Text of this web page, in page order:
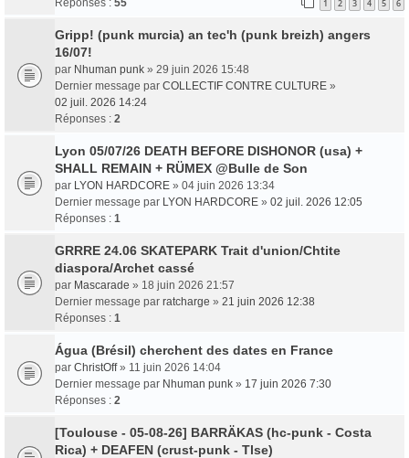
Réponses : 55 1 2 3 4 5 6
Gripp! (punk murcia) an tec'h (punk breizh) angers
16/07!
par Nhuman punk » 29 juin 2026 15:48
Dernier message par COLLECTIF CONTRE CULTURE »
02 juil. 2026 14:24
Réponses : 2
Lyon 05/07/26 DEATH BEFORE DISHONOR (usa) +
SHALL REMAIN + RÜMEX @Bulle de Son
par LYON HARDCORE » 04 juin 2026 13:34
Dernier message par LYON HARDCORE » 02 juil. 2026 12:05
Réponses : 1
GRRRE 24.06 SKATEPARK Trait d'union/Chtite
diaspora/Archet cassé
par Mascarade » 18 juin 2026 21:57
Dernier message par ratcharge » 21 juin 2026 12:38
Réponses : 1
Água (Brésil) cherchent des dates en France
par ChristOff» 11 juin 2026 14:04
Dernier message par Nhuman punk » 17 juin 2026 7:30
Réponses : 2
[Toulouse - 05-08-26] BARRÄKAS (hc-punk - Costa
Rica) + DEAFEN (crust-punk - Tlse)